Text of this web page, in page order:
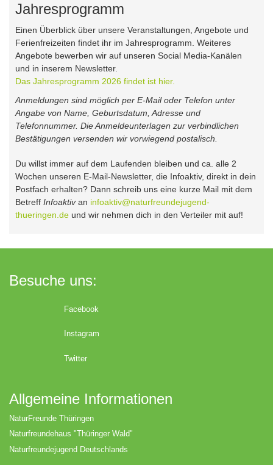
Jahresprogramm
Einen Überblick über unsere Veranstaltungen, Angebote und
Ferienfreizeiten findet ihr im Jahresprogramm. Weiteres
Angebote bewerben wir auf unseren Social Media-Kanälen
und in inserem Newsletter.
Das Jahresprogramm 2026 findet ist hier.
Anmeldungen sind möglich per E-Mail oder Telefon unter
Angabe von Name, Geburtsdatum, Adresse und
Telefonnummer. Die Anmeldeunterlagen zur verbindlichen
Bestätigungen versenden wir vorwiegend postalisch.
Du willst immer auf dem Laufenden bleiben und ca. alle 2
Wochen unseren E-Mail-Newsletter, die Infoaktiv, direkt in dein
Postfach erhalten? Dann schreib uns eine kurze Mail mit dem
Betreff Infoaktivan infoaktiv@naturfreundejugend-
thueringen.de und wir nehmen dich in den Verteiler mit auf!
Besuche uns:
Facebook
Instagram
Twitter
Allgemeine Informationen
NaturFreunde Thüringen
Naturfreundehaus "Thüringer Wald"
Naturfreundejugend Deutschlands